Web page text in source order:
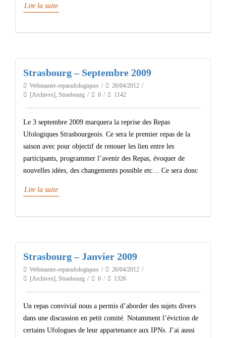
Lire la suite
Strasbourg – Septembre 2009
Webmaster-repasufologiques
26/04/2012
[Archives], Strasbourg 0 1142
Le 3 septembre 2009 marquera la reprise des Repas
Ufologiques Strasbourgeois. Ce sera le premier repas de la
saison avec pour objectif de renouer les lien entre les
participants, programmer l’avenir des Repas, évoquer de
nouvelles idées, des changements possible etc… Ce sera donc
Lire la suite
Strasbourg – Janvier 2009
Webmaster-repasufologiques
26/04/2012
[Archives], Strasbourg 0 1326
Un repas convivial nous a permis d’aborder des sujets divers
dans une discussion en petit comité. Notamment l’éviction de
certains Ufologues de leur appartenance aux IPNs. J’ai aussi